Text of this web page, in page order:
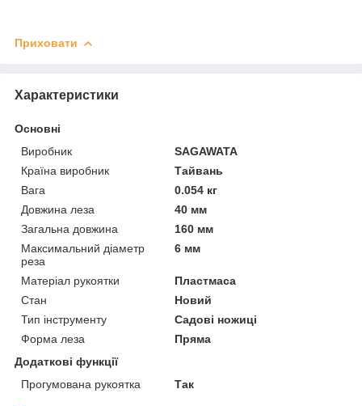
Приховати
Характеристики
Основні
Виробник
SAGAWATA
Країна виробник
Тайвань
Вага
0.054 кг
Довжина леза
40 мм
Загальна довжина
160 мм
Максимальний діаметр
реза
6 мм
Матеріал рукоятки
Пластмаса
Стан
Новий
Тип інструменту
Садові ножиці
Форма леза
Пряма
Додаткові функції
Прогумована рукоятка
Так